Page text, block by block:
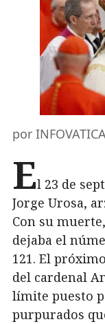
por
El 23 de
Jorge Urosa,
Con su
dejaba el
121. El
del cardenal
límite puesto
purpurados